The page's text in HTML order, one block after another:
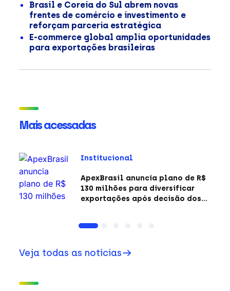
Brasil e Coreia do Sul abrem novas
frentes de comércio e investimento e
reforçam parceria estratégica
E-commerce global amplia oportunidades
para exportações brasileiras
Mais acessadas
Institucional
ApexBrasil anuncia plano de R$
130 milhões para diversificar
exportações após decisão dos
Veja todas as notícias